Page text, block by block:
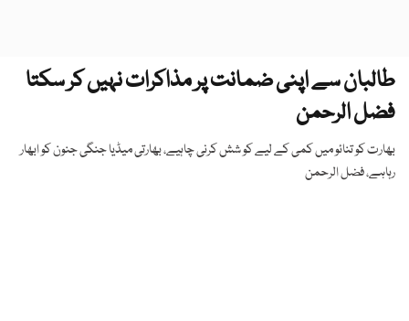
طالبان سے اپنی ضمانت پر مذاکرات نہیں کر سکتا
فضل الرحمن
بھارت کو تنائو میں کمی کے لیے کو شش کرنی چاہیے، بھارتی میڈیا جنگی جنون کو ابھار
رہاہے، فضل الرحمن